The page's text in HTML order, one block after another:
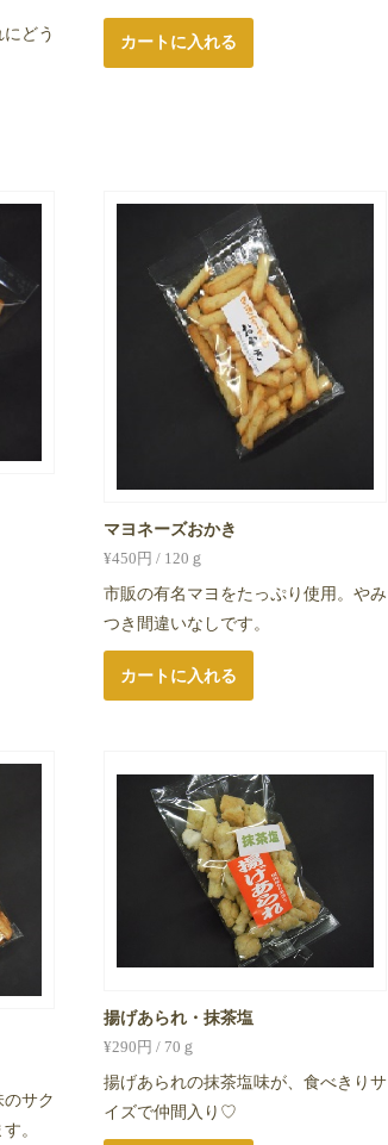
どう
カートに入れる
マヨネーズおかき
¥450 円 / 120ｇ
市販の有名マヨをたっぷり使用。やみ
つき間違いなしです。
カートに入れる
サク
。
揚げあられ・抹茶塩
¥290 円 / 70ｇ
揚げあられの抹茶塩味が、食べきりサ
イズで仲間入り♡